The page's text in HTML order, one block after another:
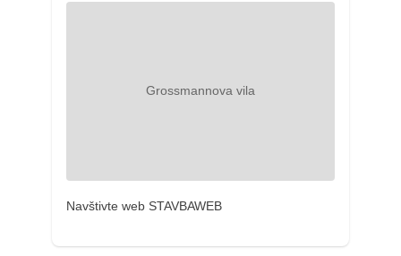
Navštivte web STAVBAWEB